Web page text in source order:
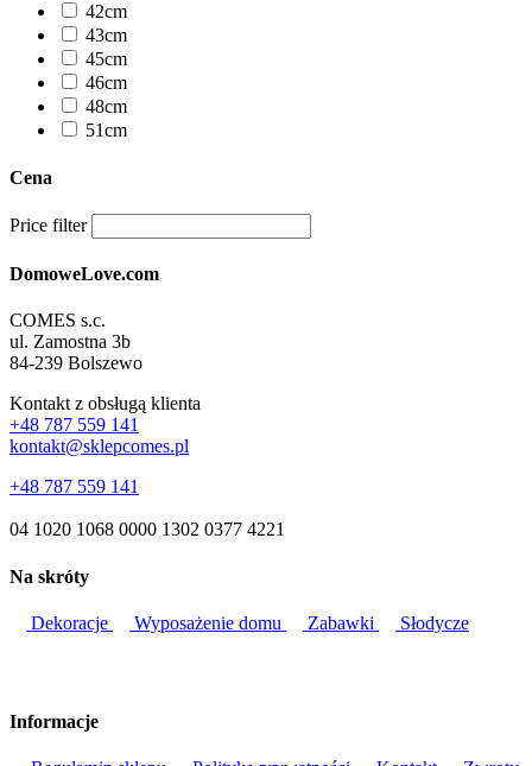
42cm
43cm
45cm
46cm
48cm
51cm
Cena
Price filter
DomoweLove.com
COMES s.c.
ul. Zamostna 3b
84-239 Bolszewo
Kontakt z obsługą klienta
+48 787 559 141
kontakt@sklepcomes.pl
+48 787 559 141
04 1020 1068 0000 1302 0377 4221
Na skróty
Dekoracje Wyposażenie domu Zabawki Słodycze
Informacje